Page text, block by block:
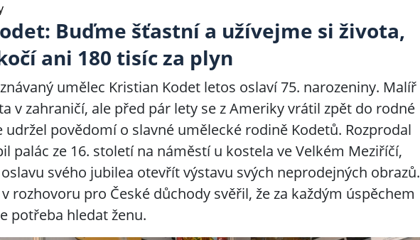
Buďme šťastní a užívejme si života,
ani 180 tisíc za plyn
umělec Kristian Kodet letos oslaví 75. narozeniny. Malíř
v zahraničí, ale před pár lety se z Ameriky vrátil zpět do rodné
udržel povědomí o slavné umělecké rodině Kodetů. Rozprodal
palác ze 16. století na náměstí u kostela ve Velkém Meziříčí,
svého jubilea otevřít výstavu svých neprodejných obrazů.
rozhovoru pro České důchody svěřil, že za každým úspěchem
potřeba hledat ženu.